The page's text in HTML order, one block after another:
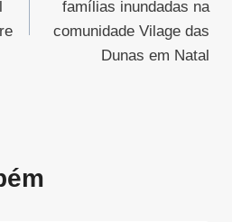
famílias inundadas na
comunidade Vilage das
Dunas em Natal